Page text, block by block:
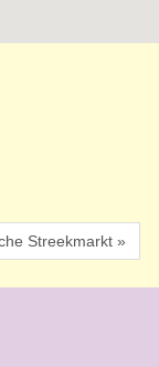
Streekmarkt »